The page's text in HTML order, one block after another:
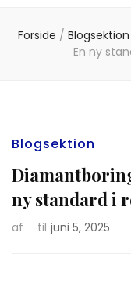
Forside / Blogsektion
En ny
Blogsektion
ny standard i
af til juni 5, 2025